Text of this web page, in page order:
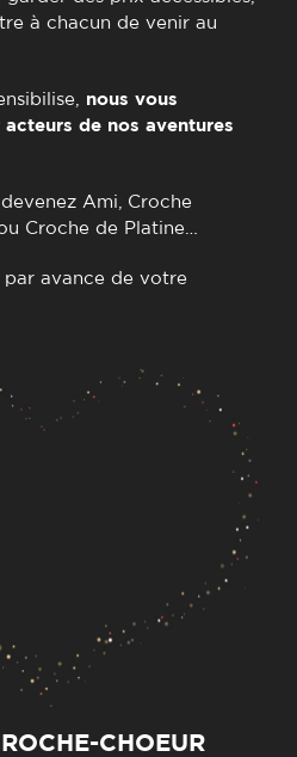
à chacun de venir au
nous vous
de nos aventures
Ami, Croche
Croche de Platine…
par avance de votre
CHOEUR